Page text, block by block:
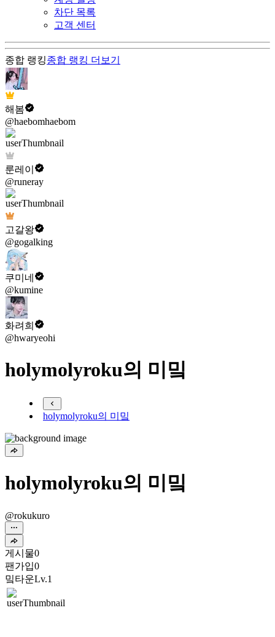
차단 목록
고객 센터
종합 랭킹종합 랭킹 더보기
해봄
@haebomhaebom
룬레이
@runeray
고갈왕
@gogalking
쿠미네
@kumine
화려희
@hwaryeohi
holymolyroku의 미밐
holymolyroku의 미밐
holymolyroku의 미밐
@rokukuro
게시물0
팬가입0
밐타운Lv.1